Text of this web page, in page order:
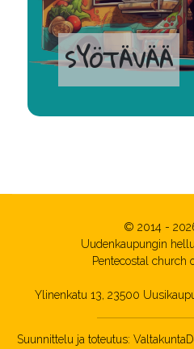
SYÖTÄVÄÄ
© 2014 -
Uudenkaupungin
Pentecostal church
Ylinenkatu 13, 23500
Suunnittelu ja toteutus: